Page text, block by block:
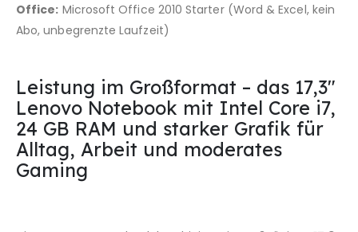
Office: Microsoft Office 2010 Starter (Word & Excel, kein
Abo, unbegrenzte Laufzeit)
Leistung im Großformat – das 17,3″
Lenovo Notebook mit Intel Core i7,
24 GB RAM und starker Grafik für
Alltag, Arbeit und moderates
Gaming